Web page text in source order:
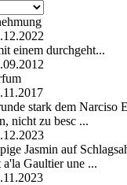
einem durchgeht...
stark dem Narciso
nicht zu besc ...
Jasmin auf
Gaultier une ...